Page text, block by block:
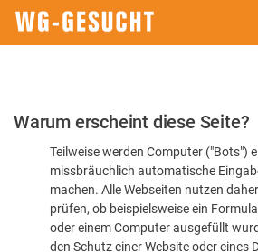
Bitte
dass
Warum erscheint diese Seite?
Teilweise werden Computer ("Bots")
missbräuchlich automatische
machen. Alle Webseiten nutzen
prüfen, ob beispielsweise ein
oder einem Computer ausgefüllt
den Schutz einer Website oder eines